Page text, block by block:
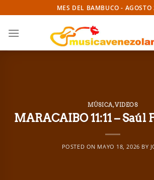
to
content
MES DEL BAMBUCO -
MÚSICA,VIDEOS
MARACAIBO 11:11 –
POSTED ON MAYO 18, 2026 BY